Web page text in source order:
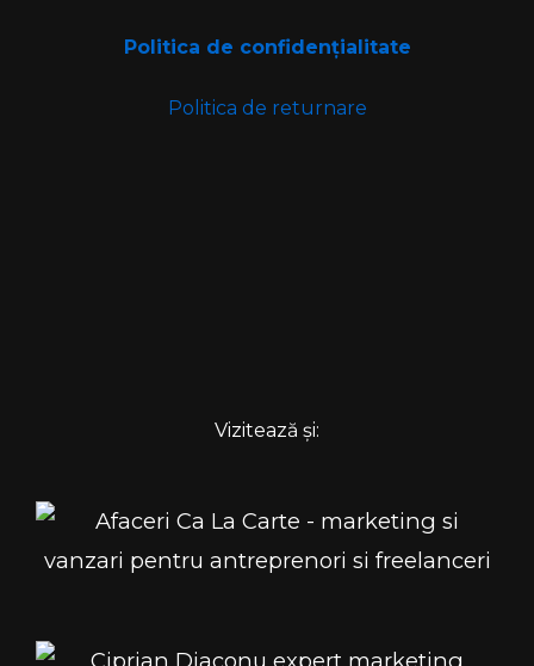
Politica de confidențialitate
Politica de returnare
Vizitează și: